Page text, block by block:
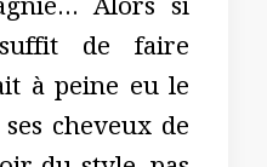
Alors si
de faire
à peine eu le
cheveux de